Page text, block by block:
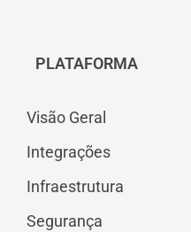
PLATAFORMA
Visão Geral
Integrações
Infraestrutura
Segurança